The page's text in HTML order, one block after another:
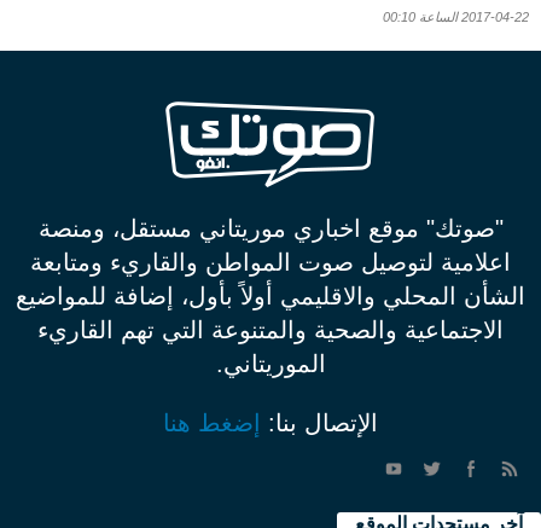
2017-04-22 الساعة 00:10
"صوتك" موقع اخباري موريتاني مستقل، ومنصة
اعلامية لتوصيل صوت المواطن والقاريء ومتابعة
الشأن المحلي والاقليمي أولاً بأول، إضافة للمواضيع
الاجتماعية والصحية والمتنوعة التي تهم القاريء
الموريتاني.
الإتصال بنا: إضغط هنا